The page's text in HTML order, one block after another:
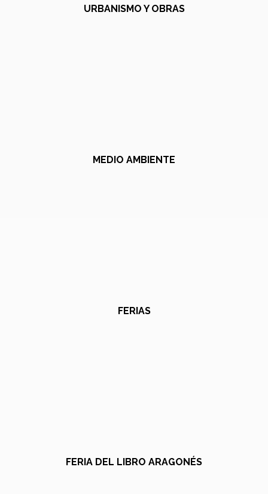
URBANISMO Y OBRAS
MEDIO AMBIENTE
FERIAS
FERIA DEL LIBRO ARAGONÉS